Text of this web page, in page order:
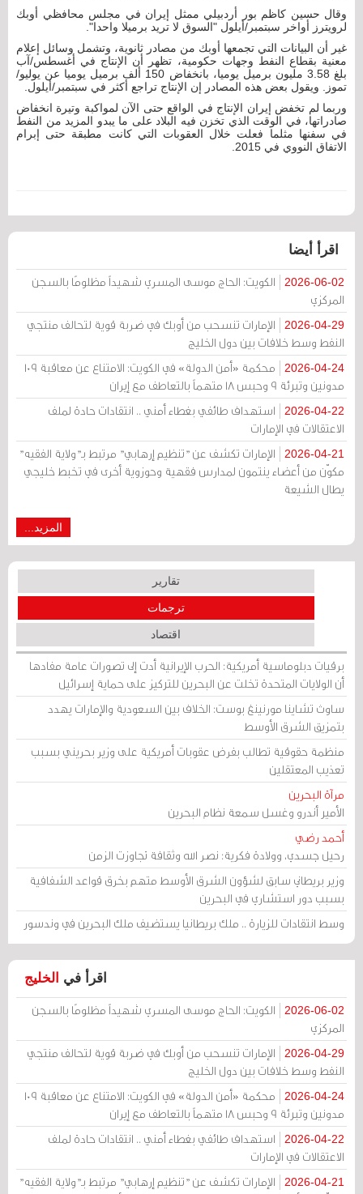
وقال حسين كاظم بور أردبيلي ممثل إيران في مجلس محافظي أوبك
لرويترز أواخر سبتمبر/أيلول "السوق لا تريد برميلا واحدا".
غير أن البيانات التي تجمعها أوبك من مصادر ثانوية، وتشمل وسائل إعلام
معنية بقطاع النفط وجهات حكومية، تظهر أن الإنتاج في أغسطس/آب
بلغ 3.58 مليون برميل يوميا، بانخفاض 150 ألف برميل يوميا عن يوليو/
تموز. ويقول بعض هذه المصادر إن الإنتاج تراجع أكثر في سبتمبر/أيلول.
وربما لم تخفض إيران الإنتاج في الواقع حتى الآن لمواكبة وتيرة انخفاض
صادراتها، في الوقت الذي تخزن فيه البلاد على ما يبدو المزيد من النفط
في سفنها مثلما فعلت خلال العقوبات التي كانت مطبقة حتى إبرام
الاتفاق النووي في 2015.
اقرأ أيضا
2026-06-02
الكويت: الحاج موسى المسري شهيداً مظلومًا بالسجن
المركزي
2026-04-29
الإمارات تنسحب من أوبك في ضربة قوية لتحالف منتجي
النفط وسط خلافات بين دول الخليج
2026-04-24
محكمة «أمن الدولة» في الكويت: الامتناع عن معاقبة 109
مدونين وتبرئة 9 وحبس 18 متهماً بالتعاطف مع إيران
2026-04-22
استهداف طائفي بغطاء أمني .. انتقادات حادة لملف
الاعتقالات في الإمارات
2026-04-21
الإمارات تكشف عن "تنظيم إرهابي" مرتبط بـ"ولاية الفقيه"
مكوّن من أعضاء ينتمون لمدارس فقهية وحوزوية أخرى في تخبط خليجي
يطال الشيعة
المزيد...
تقارير
ترجمات
اقتصاد
برقيات دبلوماسية أمريكية: الحرب الإيرانية أدت إلى تصورات عامة مفادها
أن الولايات المتحدة تخلت عن البحرين للتركيز على حماية إسرائيل
ساوث تشاينا مورنينغ بوست: الخلاف بين السعودية والإمارات يهدد
بتمزيق الشرق الأوسط
منظمة حقوقية تطالب بفرض عقوبات أمريكية على وزير بحريني بسبب
تعذيب المعتقلين
مرآة البحرين
الأمير أندرو وغسل سمعة نظام البحرين
أحمد رضي
رحيل جسدي، وولادة فكرية: نصر الله وثقافة تجاوزت الزمن
وزير بريطاني سابق لشؤون الشرق الأوسط متهم بخرق قواعد الشفافية
بسبب دور استشاري في البحرين
وسط انتقادات للزيارة .. ملك بريطانيا يستضيف ملك البحرين في وندسور
اقرأ في الخليج
2026-06-02
الكويت: الحاج موسى المسري شهيداً مظلومًا بالسجن
المركزي
2026-04-29
الإمارات تنسحب من أوبك في ضربة قوية لتحالف منتجي
النفط وسط خلافات بين دول الخليج
2026-04-24
محكمة «أمن الدولة» في الكويت: الامتناع عن معاقبة 109
مدونين وتبرئة 9 وحبس 18 متهماً بالتعاطف مع إيران
2026-04-22
استهداف طائفي بغطاء أمني .. انتقادات حادة لملف
الاعتقالات في الإمارات
2026-04-21
الإمارات تكشف عن "تنظيم إرهابي" مرتبط بـ"ولاية الفقيه"